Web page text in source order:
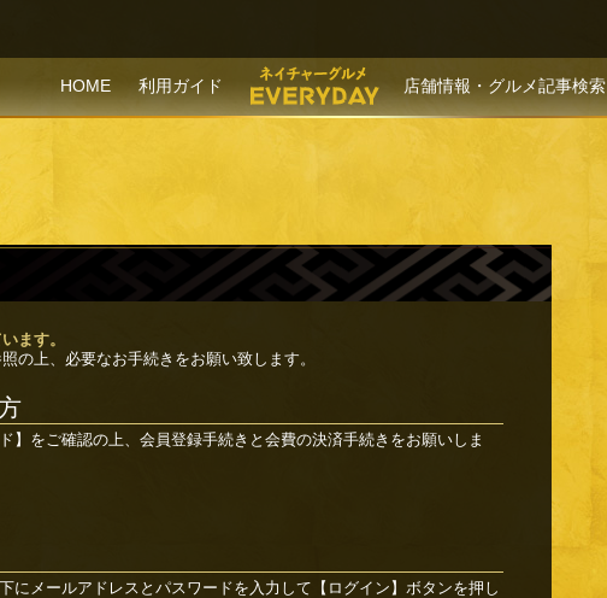
HOME 利用ガイド 店舗情報・グルメ記事検索
ます。
の上、必要なお手続きをお願い致します。
】 をご確認の上、会員登録手続きと会費の決済手続きをお願いしま
にメールアドレスとパスワードを入力して【ログイン】ボタンを押し